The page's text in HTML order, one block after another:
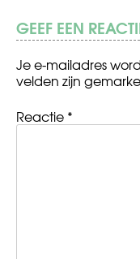
GEEF EEN
Je e-mailadres
velden zijn
Reactie *